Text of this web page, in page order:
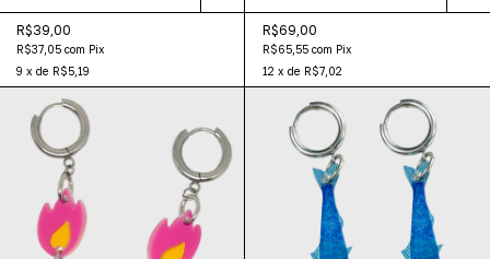
R$39,00
R$37,05 com Pix
9 x de R$5,19
R$69,00
R$65,55 com Pix
12 x de R$7,02